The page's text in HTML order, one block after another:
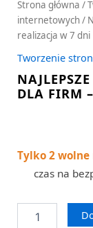
Strona główna /
internetowych/
realizacja w 7 dni
Tworzenie
DLA FIRM
Tylko 2
czas na